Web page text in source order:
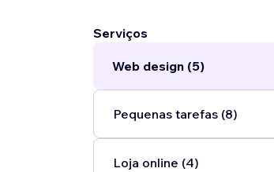
Serviços
Web design (5)
Pequenas tarefas (8)
Loja online (4)